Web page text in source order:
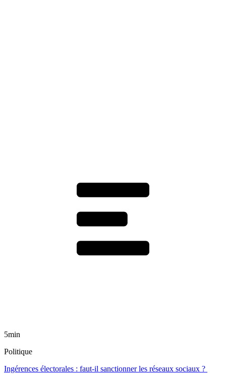
5min
Politique
Ingérences électorales : faut-il sanctionner les réseaux sociaux ?